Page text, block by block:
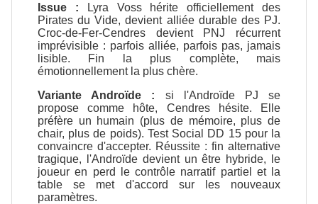
Issue : Lyra Voss hérite officiellement des
Pirates du Vide, devient alliée durable des PJ.
Croc-de-Fer-Cendres devient PNJ récurrent
imprévisible : parfois alliée, parfois pas, jamais
lisible. Fin la plus complète, mais
émotionnellement la plus chère.
Variante Androïde : si l'Androïde PJ se
propose comme hôte, Cendres hésite. Elle
préfère un humain (plus de mémoire, plus de
chair, plus de poids). Test Social DD 15 pour la
convaincre d'accepter. Réussite : fin alternative
tragique, l'Androïde devient un être hybride, le
joueur en perd le contrôle narratif partiel et la
table se met d'accord sur les nouveaux
paramètres.